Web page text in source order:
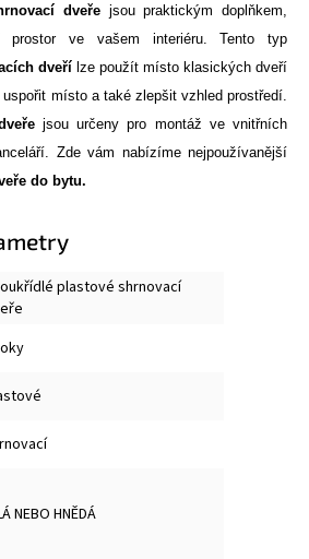
dveře jsou praktickým doplňkem,
prostor ve vašem interiéru. Tento typ
dveří lze použít místo klasických dveří
místo a také zlepšit vzhled prostředí.
jsou určeny pro montáž ve vnitřních
Zde vám nabízíme nejpoužívanější
do bytu.
plastové shrnovací
NEBO HNĚDÁ